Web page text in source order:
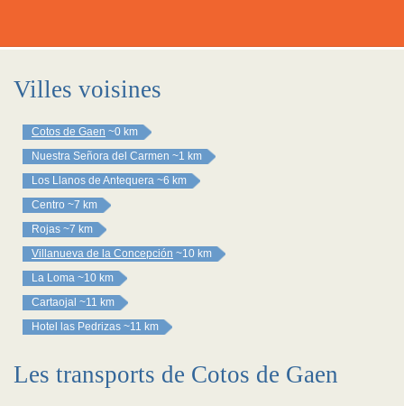
Villes voisines
Cotos de Gaen ~0 km
Nuestra Señora del Carmen ~1 km
Los Llanos de Antequera ~6 km
Centro ~7 km
Rojas ~7 km
Villanueva de la Concepción ~10 km
La Loma ~10 km
Cartaojal ~11 km
Hotel las Pedrizas ~11 km
Les transports de Cotos de Gaen